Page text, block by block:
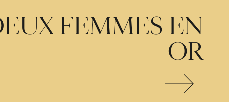
FEMMES EN
OR